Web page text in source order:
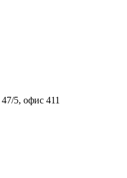
5, офис 411